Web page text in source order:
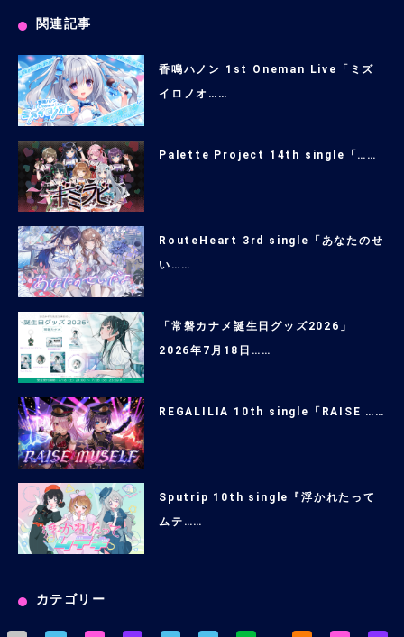
関連記事
香鳴ハノン 1st Oneman Live「ミズ
イロノオ……
Palette Project 14th single「……
RouteHeart 3rd single「あなたのせ
い……
「常磐カナメ誕生日グッズ2026」
2026年7月18日……
REGALILIA 10th single「RAISE ……
Sputrip 10th single『浮かれたって
ムテ……
カテゴリー